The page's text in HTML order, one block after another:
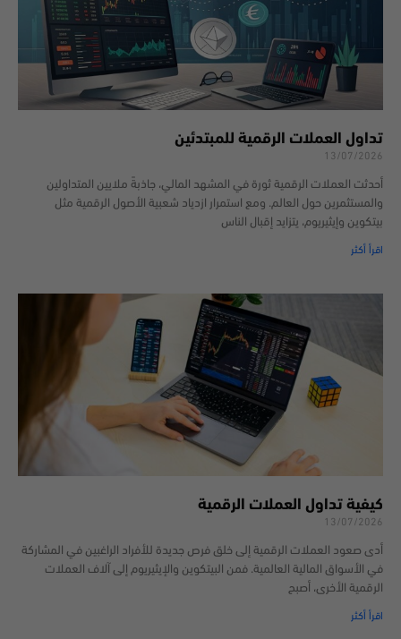
تداول العملات الرقمية للمبتدئين
13/07/2026
أحدثت العملات الرقمية ثورة في المشهد المالي، جاذبةً ملايين المتداولين
والمستثمرين حول العالم. ومع استمرار ازدياد شعبية الأصول الرقمية مثل
بيتكوين وإيثيريوم، يتزايد إقبال الناس
اقرأ أكثر
كيفية تداول العملات الرقمية
13/07/2026
أدى صعود العملات الرقمية إلى خلق فرص جديدة للأفراد الراغبين في المشاركة
في الأسواق المالية العالمية. فمن البيتكوين والإيثيريوم إلى آلاف العملات
الرقمية الأخرى، أصبح
اقرأ أكثر